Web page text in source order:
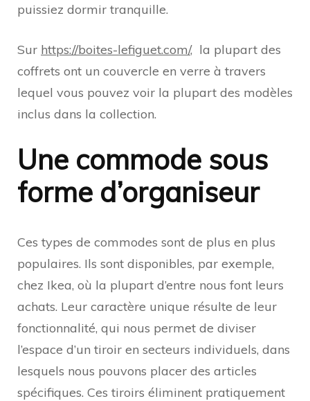
puissiez dormir tranquille.
Sur https://boites-lefiguet.com/, la plupart des
coffrets ont un couvercle en verre à travers
lequel vous pouvez voir la plupart des modèles
inclus dans la collection.
Une commode sous
forme d’organiseur
Ces types de commodes sont de plus en plus
populaires. Ils sont disponibles, par exemple,
chez Ikea, où la plupart d’entre nous font leurs
achats. Leur caractère unique résulte de leur
fonctionnalité, qui nous permet de diviser
l’espace d’un tiroir en secteurs individuels, dans
lesquels nous pouvons placer des articles
spécifiques. Ces tiroirs éliminent pratiquement